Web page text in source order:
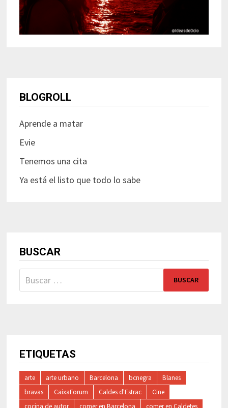
BLOGROLL
Aprende a matar
Evie
Tenemos una cita
Ya está el listo que todo lo sabe
BUSCAR
Buscar:
ETIQUETAS
arte arte urbano Barcelona bcnegra
Blanes
bravas
CaixaForum Caldes d'Estrac
Cine
cocina de autor
comer en Barcelona comer en Caldetes